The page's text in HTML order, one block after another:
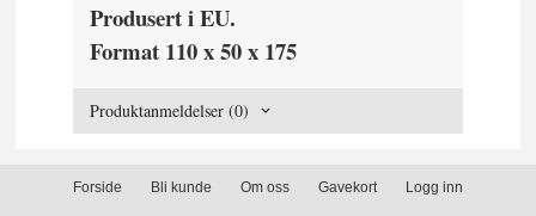
Produsert i EU.
Format 110 x 50 x 175
Produktanmeldelser (0)
Forside Bli kunde Om oss Gavekort Logg inn